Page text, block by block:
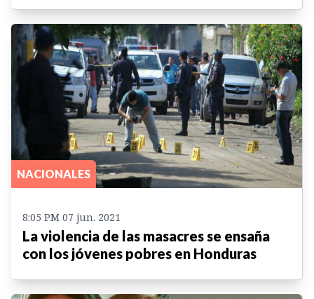
NACIONALES
8:05 PM 07 jun. 2021
La violencia de las masacres se ensaña
con los jóvenes pobres en Honduras